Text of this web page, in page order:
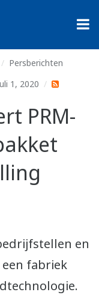
Persberichten
1, 2020
PRM-
en
fabriek